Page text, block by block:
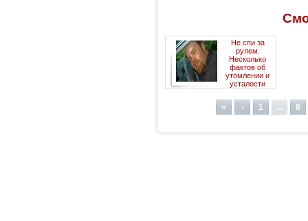
Не спи за
рулем.
Несколько
фактов об
утомлении и
усталости
« ‹ 1 ... 8